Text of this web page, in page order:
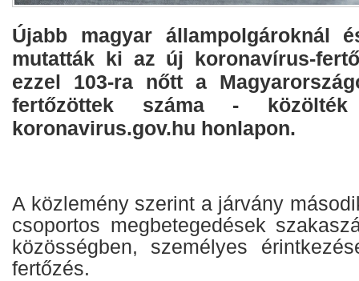
Újabb magyar állampolgároknál
mutatták ki az új koronavírus-
ezzel 103-ra nőtt a
fertőzöttek száma -
koronavirus.gov.hu honlapon.
A közlemény szerint a járvány
csoportos megbetegedések
közösségben, személyes
fertőzés.